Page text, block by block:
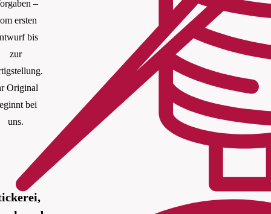
–
ersten
bis
zur
Original
bei
uns.